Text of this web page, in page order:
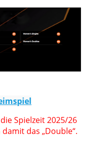
Spielzeit 2025/26
das „Double“.